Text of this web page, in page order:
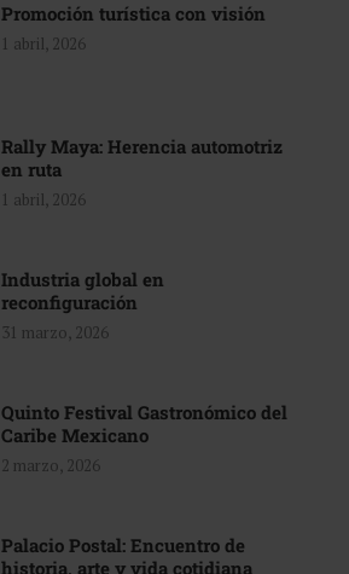
Promoción turística con visión
1 abril, 2026
Rally Maya: Herencia automotriz
en ruta
1 abril, 2026
Industria global en
reconfiguración
31 marzo, 2026
Quinto Festival Gastronómico del
Caribe Mexicano
2 marzo, 2026
Palacio Postal: Encuentro de
historia, arte y vida cotidiana